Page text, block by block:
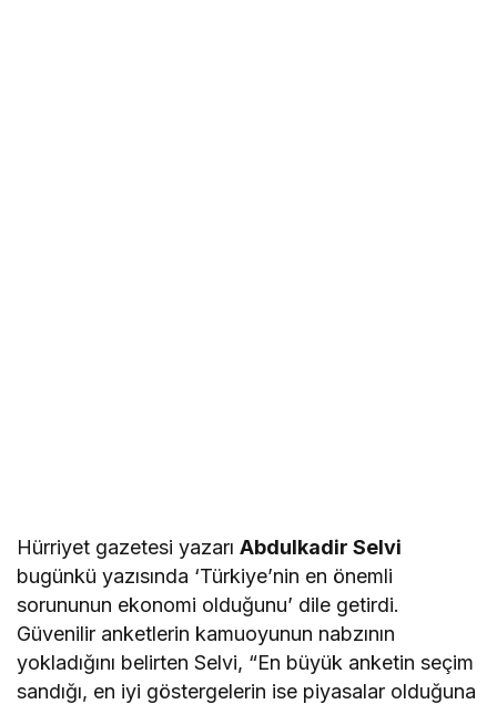
Hürriyet gazetesi yazarıAbdulkadir Selvi
bugünkü yazısında ‘Türkiye’nin en önemli
sorununun ekonomi olduğunu’ dile getirdi.
Güvenilir anketlerin kamuoyunun nabzının
yokladığını belirten Selvi, “En büyük anketin seçim
sandığı, en iyi göstergelerin ise piyasalar olduğuna